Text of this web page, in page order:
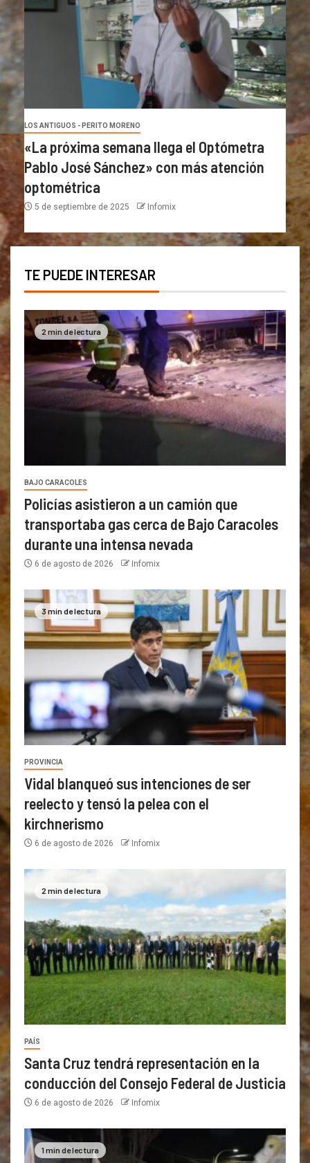
LOS ANTIGUOS - PERITO MORENO
«La próxima semana llega el Optómetra
Pablo José Sánchez» con más atención
optométrica
5 de septiembre de 2025 Infomix
TE PUEDE INTERESAR
2 min de lectura
BAJO CARACOLES
Policías asistieron a un camión que
transportaba gas cerca de Bajo Caracoles
durante una intensa nevada
6 de agosto de 2026 Infomix
3 min de lectura
PROVINCIA
Vidal blanqueó sus intenciones de ser
reelecto y tensó la pelea con el
kirchnerismo
6 de agosto de 2026 Infomix
2 min de lectura
PAÍS
Santa Cruz tendrá representación en la
conducción del Consejo Federal de Justicia
6 de agosto de 2026 Infomix
1 min de lectura